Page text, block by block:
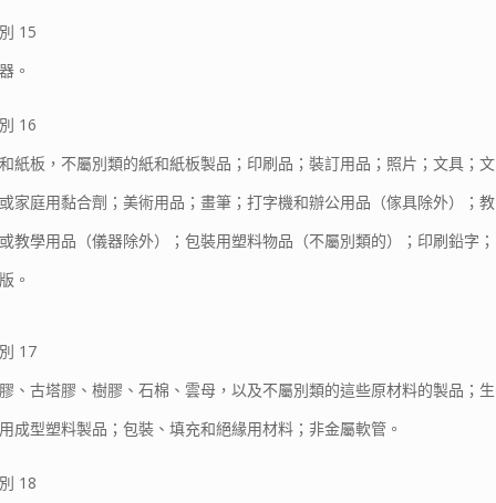
15
。
16
紙板，不屬別類的紙和紙板製品；印刷品；裝訂用品；照片；文具；文
家庭用黏合劑；美術用品；畫筆；打字機和辦公用品（傢具除外）；教
教學用品（儀器除外）；包裝用塑料物品（不屬別類的）；印刷鉛字；
。
17
、古塔膠、樹膠、石棉、雲母，以及不屬別類的這些原材料的製品；生
成型塑料製品；包裝、填充和絕緣用材料；非金屬軟管。
18